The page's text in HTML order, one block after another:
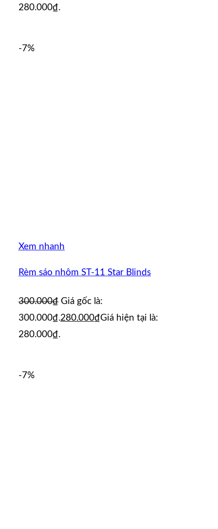
280.000₫.
-7%
Xem nhanh
Rèm sáo nhôm ST-11 Star Blinds
300.000₫ Giá gốc là:
300.000₫.280.000₫Giá hiện tại là:
280.000₫.
-7%